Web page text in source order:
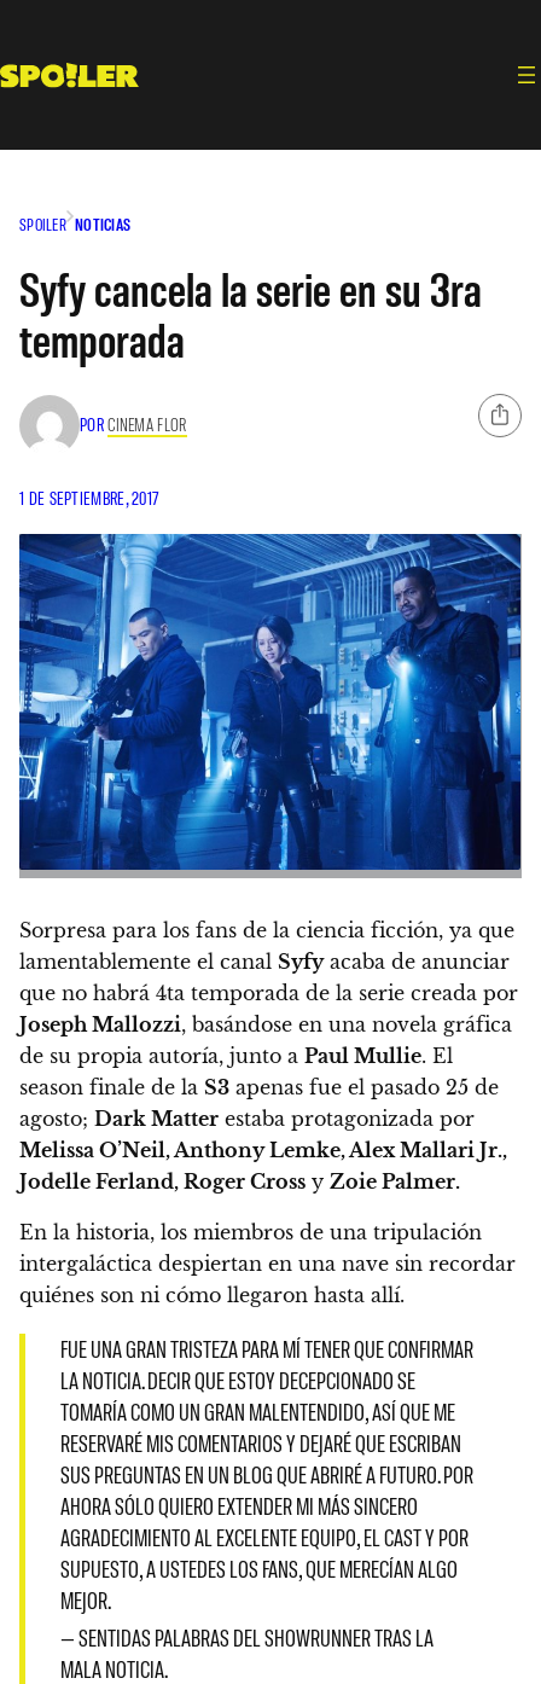
contenido
SPOILER NOTICIAS
Syfy cancela la serie en su 3ra
temporada
PORCINEMA FLOR
1 DE SEPTIEMBRE, 2017
Sorpresa para los fans de la ciencia ficción, ya que
lamentablemente el canal Syfyacaba de anunciar
que no habrá 4ta temporada de la serie creada por
Joseph Mallozzi, basándose en una novela gráfica
de su propia autoría, junto a Paul Mullie. El
season finale de la S3 apenas fue el pasado 25 de
agosto; Dark Matter estaba protagonizada por
Melissa O’Neil, Anthony Lemke, Alex Mallari Jr.,
Jodelle Ferland, Roger Cross y Zoie Palmer.
En la historia, los miembros de una tripulación
intergaláctica despiertan en una nave sin recordar
quiénes son ni cómo llegaron hasta allí.
FUE UNA GRAN TRISTEZA PARA MÍ TENER QUE CONFIRMAR
LA NOTICIA. DECIR QUE ESTOY DECEPCIONADO SE
TOMARÍA COMO UN GRAN MALENTENDIDO, ASÍ QUE ME
RESERVARÉ MIS COMENTARIOS Y DEJARÉ QUE ESCRIBAN
SUS PREGUNTAS EN UN BLOG QUE ABRIRÉ A FUTURO. POR
AHORA SÓLO QUIERO EXTENDER MI MÁS SINCERO
AGRADECIMIENTO AL EXCELENTE EQUIPO, EL CAST Y POR
SUPUESTO, A USTEDES LOS FANS, QUE MERECÍAN ALGO
MEJOR.
— SENTIDAS PALABRAS DEL SHOWRUNNER TRAS LA
MALA NOTICIA.